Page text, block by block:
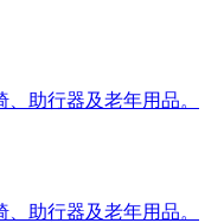
助行器及老年用品。
助行器及老年用品。